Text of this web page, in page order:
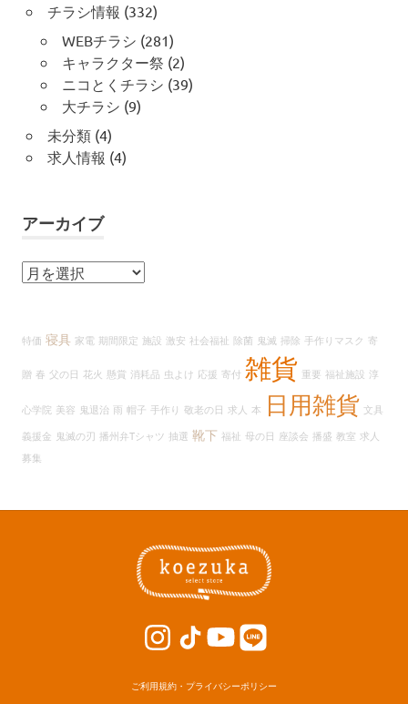
チラシ情報 (332)
WEBチラシ (281)
キャラクター祭 (2)
ニコとくチラシ (39)
大チラシ (9)
未分類(4)
求人情報 (4)
アーカイブ
ア
イ
特価 寝具 家電 期間限定 施設 激安 社会福祉 除菌 鬼滅 掃除 手作りマスク 寄
贈 春 父の日 花火 懸賞 消耗品 虫よけ 応援 寄付 雑貨 重要 福祉施設 淳
心学院 美容 鬼退治 雨 帽子 手作り 敬老の日 求人 本 日用雑貨 文具
義援金 鬼滅の刃 播州弁Tシャツ 抽選 靴下 福祉 母の日 座談会 播盛 教室 求人
募集
ご利用規約・プライバシーポリシー